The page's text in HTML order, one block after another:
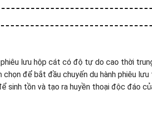
lưu hộp cát có độ tự do cao thời
để bắt đầu chuyến du hành phiêu
sinh tồn và tạo ra huyền thoại độc đáo